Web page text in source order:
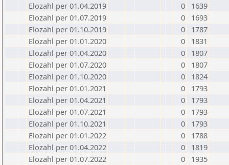
Elozahl per 01.04.2019
0
1639
Elozahl per 01.07.2019
0
1693
Elozahl per 01.10.2019
0
1787
Elozahl per 01.01.2020
0
1831
Elozahl per 01.04.2020
0
1807
Elozahl per 01.07.2020
0
1807
Elozahl per 01.10.2020
0
1824
Elozahl per 01.01.2021
0
1793
Elozahl per 01.04.2021
0
1793
Elozahl per 01.07.2021
0
1793
Elozahl per 01.10.2021
0
1793
Elozahl per 01.01.2022
0
1788
Elozahl per 01.04.2022
0
1819
Elozahl per 01.07.2022
0
1935